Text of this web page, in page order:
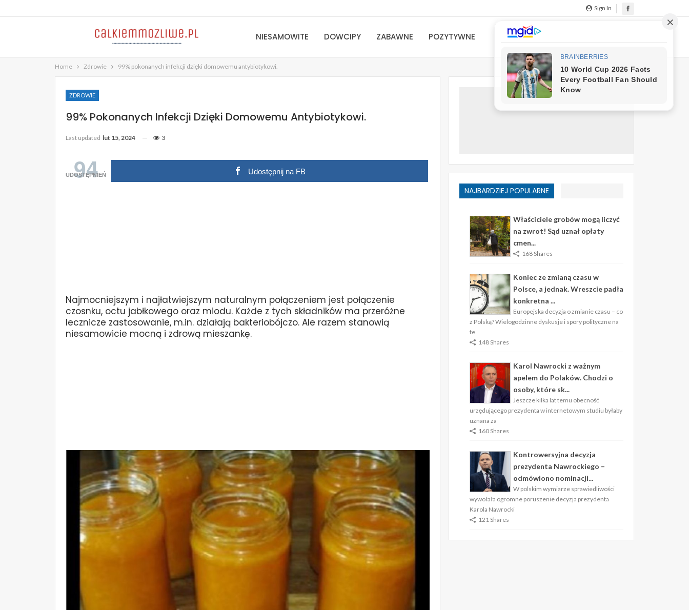
Sign In
NIESAMOWITE DOWCIPY ZABAWNE POZYTYWNE
Home Zdrowie 99% pokonanych infekcji dzięki domowemu antybiotykowi.
ZDROWIE
99% Pokonanych Infekcji Dzięki Domowemu Antybiotykowi.
Last updated lut 15, 2024 3
94
UDOSTĘPNIEŃ Udostępnij na FB
Najmocniejszym i najłatwiejszym naturalnym połączeniem jest połączenie
czosnku, octu jabłkowego oraz miodu. Każde z tych składników ma przeróżne
lecznicze zastosowanie, m.in. działają bakteriobójczo. Ale razem stanowią
niesamowicie mocną i zdrową mieszankę.
NAJBARDZIEJ POPULARNE
Właściciele grobów mogą liczyć
na zwrot! Sąd uznał opłaty
cmen...
168 Shares
Koniec ze zmianą czasu w
Polsce, a jednak. Wreszcie padła
konkretna ...
Europejska decyzja o zmianie czasu – co
z Polską? Wielogodzinne dyskusje i spory polityczne na
te
148 Shares
Karol Nawrocki z ważnym
apelem do Polaków. Chodzi o
osoby, które sk...
Jeszcze kilka lat temu obecność
urzędującego prezydenta w internetowym studiu byłaby
uznana za
160 Shares
Kontrowersyjna decyzja
prezydenta Nawrockiego –
odmówiono nominacji...
W polskim wymiarze sprawiedliwości
wywołała ogromne poruszenie decyzja prezydenta
Karola Nawrocki
121 Shares